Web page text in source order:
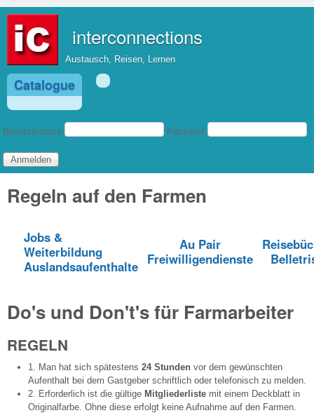
interconnections
Austausch, Reisen, Lernen
Catalogue
Benutzeranmeldung
Benutzername Passwort
Regeln auf den Farmen
Jobs &
Weiterbildung
Auslandsaufenthalte
Au Pair
Freiwilligendienste
Do's und Don't's für Farmarbeiter
REGELN
1. Man hat sich spätestens 24 Stunden vor dem gewünschten
Aufenthalt bei dem Gastgeber schriftlich oder telefonisch zu melden.
2. Erforderlich ist die gültige Mitgliederliste mit einem Deckblatt in
Originalfarbe. Ohne diese erfolgt keine Aufnahme auf den Farmen.